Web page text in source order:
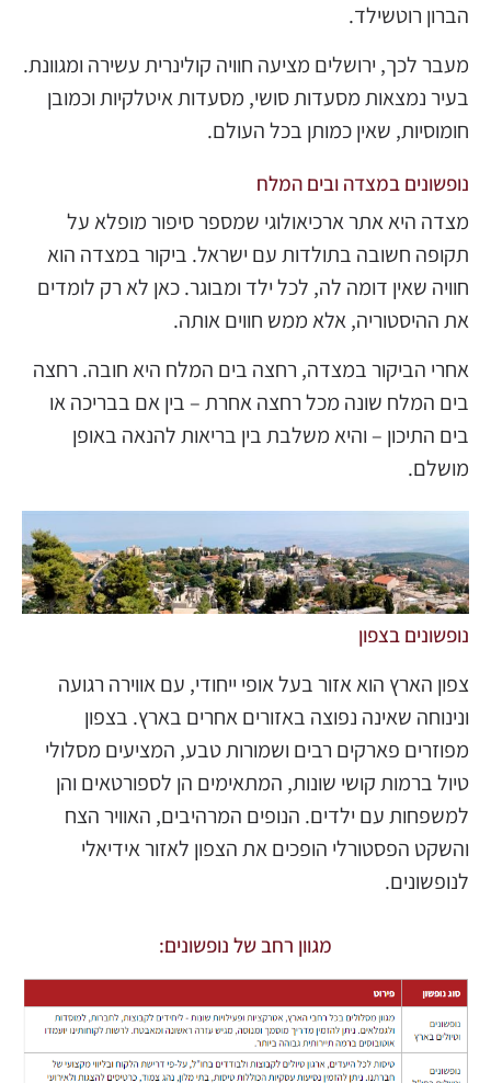
הברון רוטשילד.
מעבר לכך, ירושלים מציעה חוויה קולינרית עשירה ומגוונת.
בעיר נמצאות מסעדות סושי, מסעדות איטלקיות וכמובן
חומוסיות, שאין כמותן בכל העולם.
נופשונים במצדה ובים המלח
מצדה היא אתר ארכיאולוגי שמספר סיפור מופלא על
תקופה חשובה בתולדות עם ישראל. ביקור במצדה הוא
חוויה שאין דומה לה, לכל ילד ומבוגר. כאן לא רק לומדים
את ההיסטוריה, אלא ממש חווים אותה.
אחרי הביקור במצדה, רחצה בים המלח היא חובה. רחצה
בים המלח שונה מכל רחצה אחרת – בין אם בבריכה או
בים התיכון – והיא משלבת בין בריאות להנאה באופן
מושלם.
נופשונים בצפון
צפון הארץ הוא אזור בעל אופי ייחודי, עם אווירה רגועה
ונינוחה שאינה נפוצה באזורים אחרים בארץ. בצפון
מפוזרים פארקים רבים ושמורות טבע, המציעים מסלולי
טיול ברמות קושי שונות, המתאימים הן לספורטאים והן
למשפחות עם ילדים. הנופים המרהיבים, האוויר הצח
והשקט הפסטורלי הופכים את הצפון לאזור אידיאלי
לנופשונים.
מגוון רחב של נופשונים: